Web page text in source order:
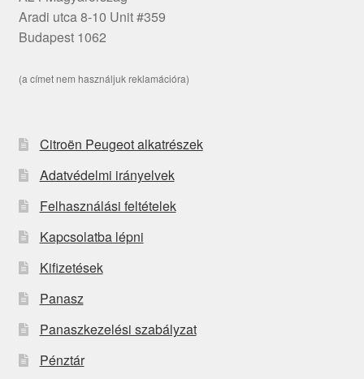
Aradi utca 8-10 Unit #359
Budapest 1062
(a címet nem használjuk reklamációra)
Citroën Peugeot alkatrészek
Adatvédelmi irányelvek
Felhasználási feltételek
Kapcsolatba lépni
Kifizetések
Panasz
Panaszkezelési szabályzat
Pénztár